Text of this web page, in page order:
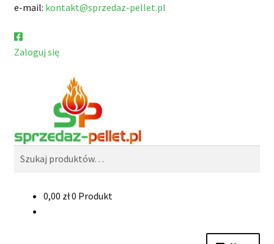
e-mail: kontakt@sprzedaz-pellet.pl
Zaloguj się
0,00 zł0 Produkt